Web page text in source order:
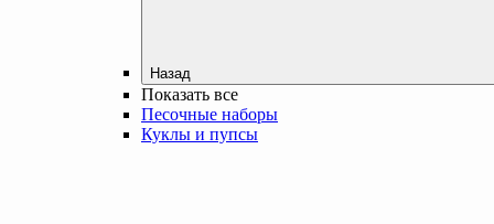
Назад
Показать все
Песочные наборы
Куклы и пупсы